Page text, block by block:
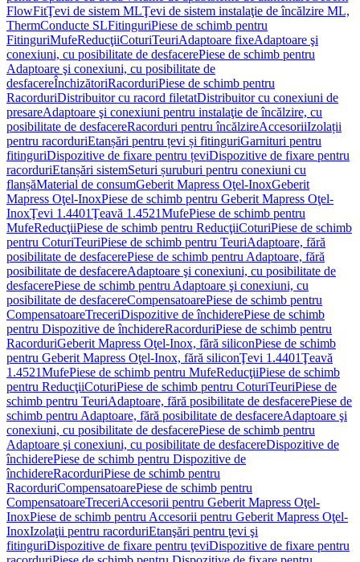
FlowFitŢevi de sistem MLŢevi de sistem instalaţie de încălzire ML,
ThermConducte SLFitinguriPiese de schimb pentru
FitinguriMufeReducţiiCoturiTeuriAdaptoare fixeAdaptoare şi
conexiuni, cu posibilitate de desfacerePiese de schimb pentru
Adaptoare şi conexiuni, cu posibilitate de
desfacereÎnchizătoriRacorduriPiese de schimb pentru
RacorduriDistribuitor cu racord filetatDistribuitor cu conexiuni de
presareAdaptoare şi conexiuni pentru instalaţie de încălzire, cu
posibilitate de desfacereRacorduri pentru încălzireAccesoriiIzolații
pentru racorduriEtanșări pentru țevi și fitinguriGarnituri pentru
fitinguriDispozitive de fixare pentru țeviDispozitive de fixare pentru
racorduriEtanșări sistemSeturi șuruburi pentru conexiuni cu
flanșăMaterial de consumGeberit Mapress Oţel-InoxGeberit
Mapress Oţel-InoxPiese de schimb pentru Geberit Mapress Oţel-
InoxŢevi 1.4401Ţeavă 1.4521MufePiese de schimb pentru
MufeReducţiiPiese de schimb pentru ReducţiiCoturiPiese de schimb
pentru CoturiTeuriPiese de schimb pentru TeuriAdaptoare, fără
posibilitate de desfacerePiese de schimb pentru Adaptoare, fără
posibilitate de desfacereAdaptoare şi conexiuni, cu posibilitate de
desfacerePiese de schimb pentru Adaptoare şi conexiuni, cu
posibilitate de desfacereCompensatoarePiese de schimb pentru
CompensatoareTreceriDispozitive de închiderePiese de schimb
pentru Dispozitive de închidereRacorduriPiese de schimb pentru
RacorduriGeberit Mapress Oţel-Inox, fără siliconPiese de schimb
pentru Geberit Mapress Oţel-Inox, fără siliconŢevi 1.4401Ţeavă
1.4521MufePiese de schimb pentru MufeReducţiiPiese de schimb
pentru ReducţiiCoturiPiese de schimb pentru CoturiTeuriPiese de
schimb pentru TeuriAdaptoare, fără posibilitate de desfacerePiese de
schimb pentru Adaptoare, fără posibilitate de desfacereAdaptoare şi
conexiuni, cu posibilitate de desfacerePiese de schimb pentru
Adaptoare şi conexiuni, cu posibilitate de desfacereDispozitive de
închiderePiese de schimb pentru Dispozitive de
închidereRacorduriPiese de schimb pentru
RacorduriCompensatoarePiese de schimb pentru
CompensatoareTreceriAccesorii pentru Geberit Mapress Oţel-
InoxPiese de schimb pentru Accesorii pentru Geberit Mapress Oţel-
InoxIzolaţii pentru racorduriEtanşări pentru ţevi şi
fitinguriDispozitive de fixare pentru ţeviDispozitive de fixare pentru